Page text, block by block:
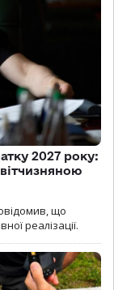
2027 року:
що
реалізації.